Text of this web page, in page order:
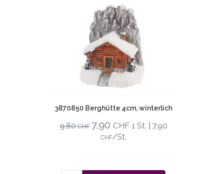
3870850 Berghütte 4cm, winterlich
9,80CHF 7,90 CHF 1 St. | 7,90
CHF/St.